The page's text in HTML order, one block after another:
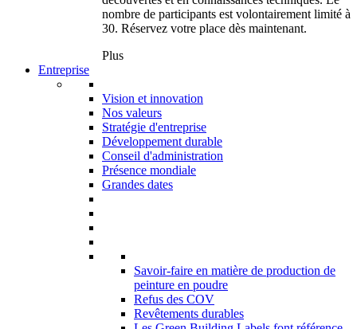
nombre de participants est volontairement limité à
30. Réservez votre place dès maintenant.
Plus
Entreprise
Vision et innovation
Nos valeurs
Stratégie d'entreprise
Développement durable
Conseil d'administration
Présence mondiale
Grandes dates
Savoir-faire en matière de production de
peinture en poudre
Refus des COV
Revêtements durables